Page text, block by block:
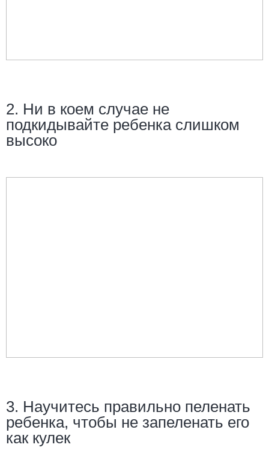
2. Ни в коем случае не
подкидывайте ребенка слишком
высоко
3. Научитесь правильно пеленать
ребенка, чтобы не запеленать его
как кулек